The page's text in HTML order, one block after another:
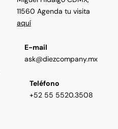
11560 Agenda tu visita
aquí
E-mail
ask@diezcompany.mx
Teléfono
+52 55 5520.3508